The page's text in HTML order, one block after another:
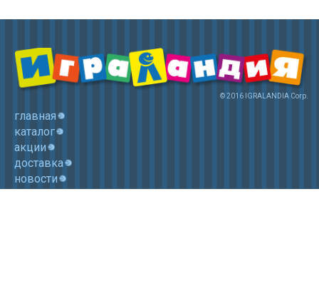
© 2016 IGRALANDIA Corp.
главная
каталог
акции
доставка
новости